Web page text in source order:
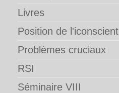
Livres
Position de l'iconscient
Problèmes cruciaux
RSI
Séminaire VIII